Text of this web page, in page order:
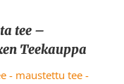
tee –
Teekauppa